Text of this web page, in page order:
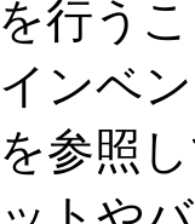
行う
ンベ
参照